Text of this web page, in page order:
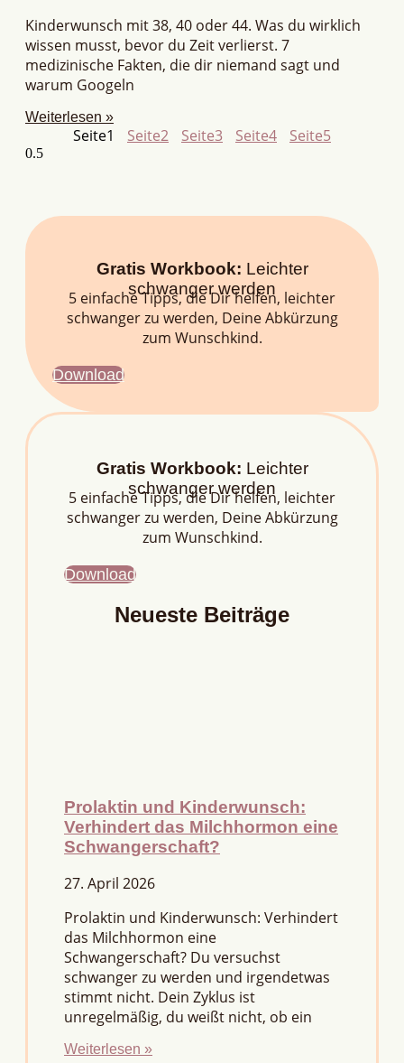
Kinderwunsch mit 38, 40 oder 44. Was du wirklich
wissen musst, bevor du Zeit verlierst. 7
medizinische Fakten, die dir niemand sagt und
warum Googeln
Weiterlesen »
Seite1 Seite2 Seite3 Seite4 Seite5
Gratis Workbook: Leichter
schwanger werden
5 einfache Tipps, die Dir helfen, leichter
schwanger zu werden, Deine Abkürzung
zum Wunschkind.
Download
Gratis Workbook: Leichter
schwanger werden
5 einfache Tipps, die Dir helfen, leichter
schwanger zu werden, Deine Abkürzung
zum Wunschkind.
Download
Neueste Beiträge
Prolaktin und Kinderwunsch:
Verhindert das Milchhormon eine
Schwangerschaft?
27. April 2026
Prolaktin und Kinderwunsch: Verhindert
das Milchhormon eine
Schwangerschaft? Du versuchst
schwanger zu werden und irgendetwas
stimmt nicht. Dein Zyklus ist
unregelmäßig, du weißt nicht, ob ein
Weiterlesen »